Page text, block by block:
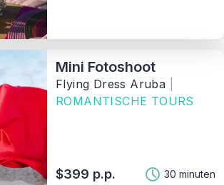
Mini Fotoshoot
Flying Dress Aruba
ROMANTISCHE TOURS
$399 p.p. 30 minuten